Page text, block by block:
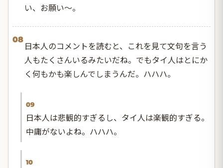
い、お願い〜。
08
日本人のコメントを読むと、これを見て文句を言う
人もたくさんいるみたいだね。でもタイ人はとにか
く何もかも楽しんでしまうんだ。ハハハ。
09
日本人は悲観的すぎるし、タイ人は楽観的すぎる。
中庸がないよね。ハハハ。
10